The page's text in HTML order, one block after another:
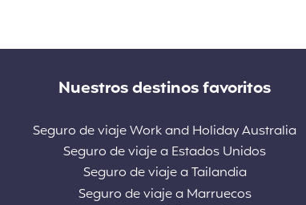
Nuestros destinos favoritos
Seguro de viaje Work and Holiday Australia
Seguro de viaje a Estados Unidos
Seguro de viaje a Tailandia
Seguro de viaje a Marruecos